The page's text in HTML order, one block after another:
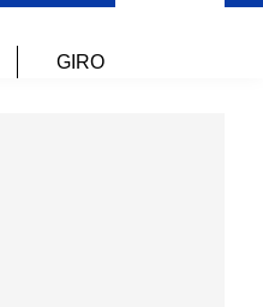
GIRO